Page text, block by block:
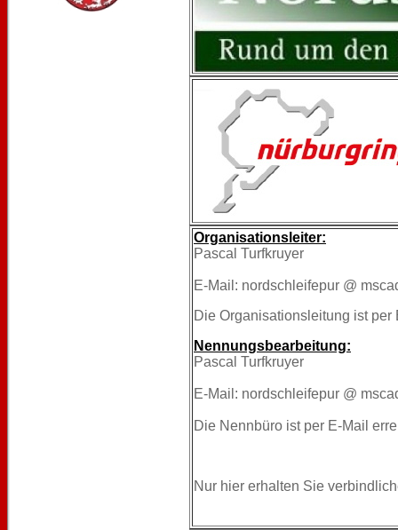
Organisationsleiter:
Pascal Turfkruyer
E-Mail: nordschleifepur @
Die Organisationsleitung ist per
Nennungsbearbeitung:
Pascal Turfkruyer
E-Mail: nordschleifepur @
Die Nennbüro ist per E-Mail
Nur hier erhalten Sie